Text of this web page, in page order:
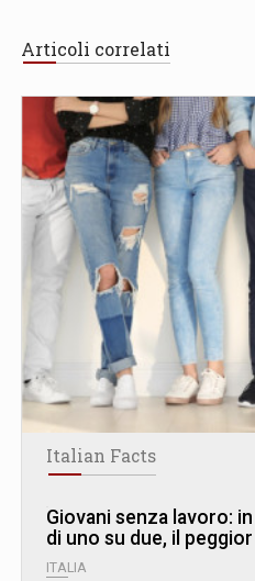
Articoli correlati
Italian Facts
Giovani senza lavoro:
di uno su due, il
ITALIA